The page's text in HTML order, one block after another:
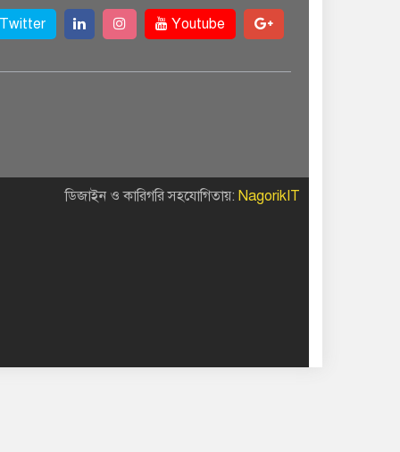
Twitter Youtube
ডিজাইন ও কারিগরি সহযোগিতায়: NagorikIT